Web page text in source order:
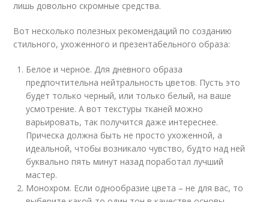
лишь довольно скромные средства.
Вот несколько полезных рекомендаций по созданию
стильного, ухоженного и презентабельного образа:
Белое и черное. Для дневного образа
предпочтительна нейтральность цветов. Пусть это
будет только черный, или только белый, на ваше
усмотрение. А вот текстуры тканей можно
варьировать, так получится даже интереснее.
Прическа должна быть не просто ухоженной, а
идеальной, чтобы возникало чувство, будто над ней
буквально пять минут назад поработал лучший
мастер.
Монохром. Если однообразие цвета – не для вас, то